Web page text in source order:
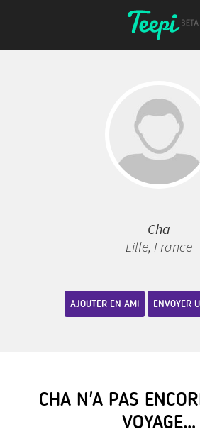
Cha
Lille, France
AJOUTER EN AMI ENVOYER
CHA N'A PAS
VOYAGE…